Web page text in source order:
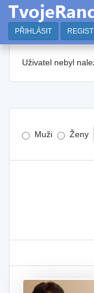
PŘIHLÁSIT
Uživatel nebyl
Muži Ženy